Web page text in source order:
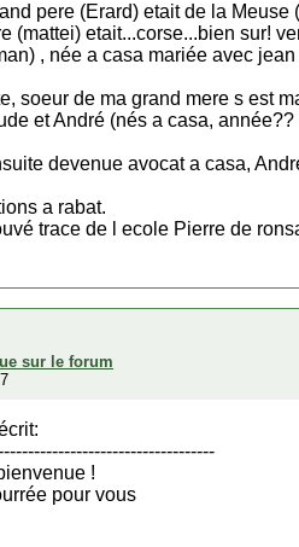
pere (Erard) etait de la
(mattei) etait...corse...bien sur!
, née a casa mariée avec
soeur de ma grand mere s est
et André (nés a casa,
devenue avocat a casa,
a rabat.
trace de l ecole Pierre de
sur le forum
!
pour vous